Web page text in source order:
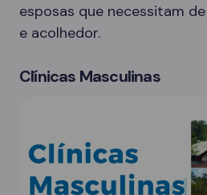
esposas que necessitam
e acolhedor.
Clínicas Masculinas